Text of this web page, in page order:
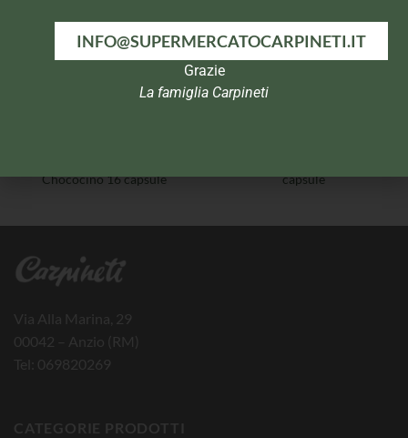
Chococino 16 capsule
capsule
Via Alla Marina, 29
00042 – Anzio (RM)
Tel: 069820269
CATEGORIE PRODOTTI
INFO@SUPERMERCATOCARPINETI.IT
Grazie
La famiglia Carpineti